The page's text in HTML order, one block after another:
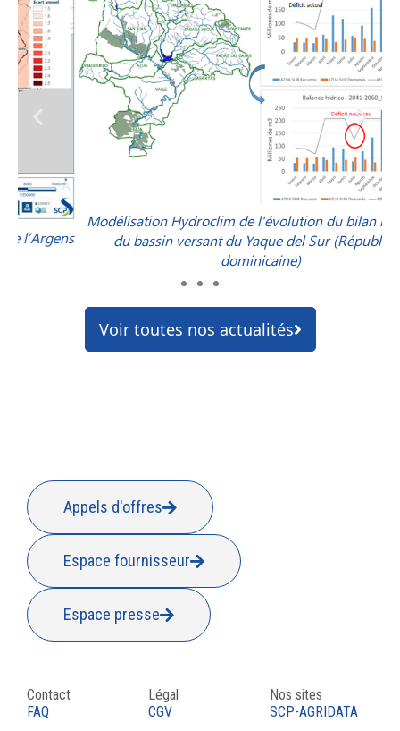
Modélisation Hydroclim de l'évolution du bilan hydrique
du bassin versant du Yaque del Sur (République
dominicaine)
Voir toutes nos actualités
Appels d'offres
Espace fournisseur
Espace presse
Contact
FAQ
Légal
CGV
Nos sites
SCP-AGRIDATA